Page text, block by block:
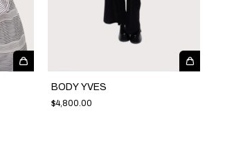
BODY YVES
$4,800.00